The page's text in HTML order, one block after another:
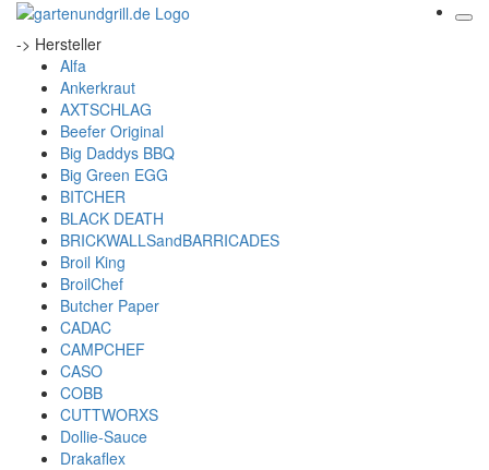
-> Hersteller
Alfa
Ankerkraut
AXTSCHLAG
Beefer Original
Big Daddys BBQ
Big Green EGG
BITCHER
BLACK DEATH
BRICKWALLSandBARRICADES
Broil King
BroilChef
Butcher Paper
CADAC
CAMPCHEF
CASO
COBB
CUTTWORXS
Dollie-Sauce
Drakaflex